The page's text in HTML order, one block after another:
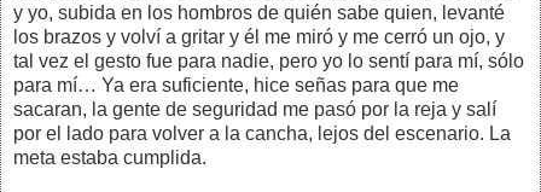
y yo, subida en los hombros de quién sabe quien, levanté
los brazos y volví a gritar y él me miró y me cerró un ojo, y
tal vez el gesto fue para nadie, pero yo lo sentí para mí, sólo
para mí… Ya era suficiente, hice señas para que me
sacaran, la gente de seguridad me pasó por la reja y salí
por el lado para volver a la cancha, lejos del escenario. La
meta estaba cumplida.